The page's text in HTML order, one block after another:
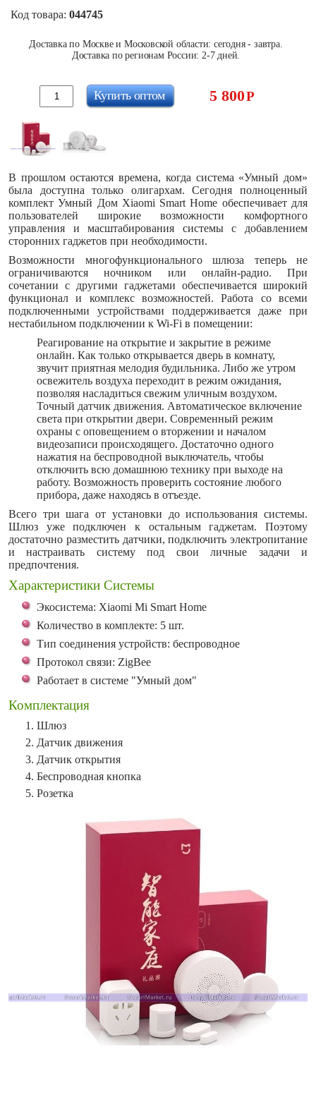
Код товара: 044745
Доставка по Москве и Московской области: сегодня - завтра.
Доставка по регионам России: 2-7 дней.
5 800Р
Купить оптом
В прошлом остаются времена, когда система «Умный дом»
была доступна только олигархам. Сегодня полноценный
комплект Умный Дом Xiaomi Smart Home обеспечивает для
пользователей широкие возможности комфортного
управления и масштабирования системы с добавлением
сторонних гаджетов при необходимости.
Возможности многофункционального шлюза теперь не
ограничиваются ночником или онлайн-радио. При
сочетании с другими гаджетами обеспечивается широкий
функционал и комплекс возможностей. Работа со всеми
подключенными устройствами поддерживается даже при
нестабильном подключении к Wi-Fi в помещении:
Реагирование на открытие и закрытие в режиме
онлайн. Как только открывается дверь в комнату,
звучит приятная мелодия будильника. Либо же утром
освежитель воздуха переходит в режим ожидания,
позволяя насладиться свежим уличным воздухом.
Точный датчик движения. Автоматическое включение
света при открытии двери. Современный режим
охраны с оповещением о вторжении и началом
видеозаписи происходящего. Достаточно одного
нажатия на беспроводной выключатель, чтобы
отключить всю домашнюю технику при выходе на
работу. Возможность проверить состояние любого
прибора, даже находясь в отъезде.
Всего три шага от установки до использования системы.
Шлюз уже подключен к остальным гаджетам. Поэтому
достаточно разместить датчики, подключить электропитание
и настраивать систему под свои личные задачи и
предпочтения.
Характеристики Системы
Экосистема: Xiaomi Mi Smart Home
Количество в комплекте: 5 шт.
Тип соединения устройств: беспроводное
Протокол связи: ZigBee
Работает в системе "Умный дом"
Комплектация
Шлюз
Датчик движения
Датчик открытия
Беспроводная кнопка
Розетка